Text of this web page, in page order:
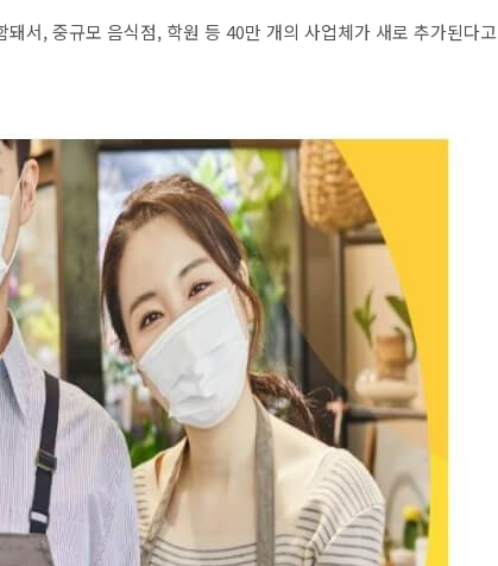
서, 중규모 음식점, 학원 등 40만 개의 사업체가 새로 추가된다고